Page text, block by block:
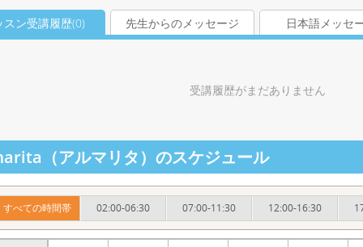
スン受講履歴(0) 先生からのメッセージ 日本語メッセ
受講履歴がまだありません
（アルマリタ）のスケジュール
すべての時間帯 02:00-06:30 07:00-11:30 12:00-16:30